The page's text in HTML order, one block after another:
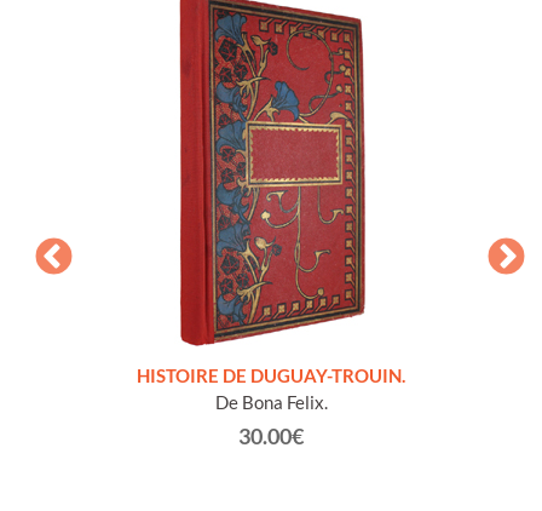
HISTOIRE DE DUGUAY-TROUIN.
De Bona Felix.
30.00€